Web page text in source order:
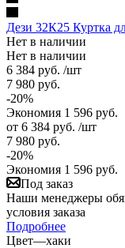
Дези 32К25 Куртка
Нет в наличии
Нет в наличии
6 384 руб. /шт
7 980 руб.
-20%
Экономия 1 596 руб.
от 6 384 руб. /шт
7 980 руб.
-20%
Экономия 1 596 руб.
Под заказ
Наши менеджеры
условия заказа
Подробнее
Цвет—хаки